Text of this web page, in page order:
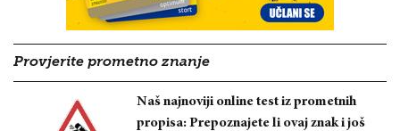
Provjerite prometno znanje
Naš najnoviji online test iz prometnih
propisa: Prepoznajete li ovaj znak i još